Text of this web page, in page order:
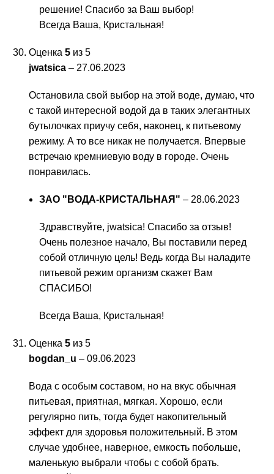
решение! Спасибо за Ваш выбор!
Всегда Ваша, Кристальная!
Оценка 5 из 5
jwatsica – 27.06.2023
Остановила свой выбор на этой воде, думаю, что
с такой интересной водой да в таких элегантных
бутылочках приучу себя, наконец, к питьевому
режиму. А то все никак не получается. Впервые
встречаю кремниевую воду в городе. Очень
понравилась.
ЗАО "ВОДА-КРИСТАЛЬНАЯ" – 28.06.2023
Здравствуйте, jwatsica! Спасибо за отзыв!
Очень полезное начало, Вы поставили перед
собой отличную цель! Ведь когда Вы наладите
питьевой режим организм скажет Вам
СПАСИБО!
Всегда Ваша, Кристальная!
Оценка 5 из 5
bogdan_u – 09.06.2023
Вода с особым составом, но на вкус обычная
питьевая, приятная, мягкая. Хорошо, если
регулярно пить, тогда будет накопительный
эффект для здоровья положительный. В этом
случае удобнее, наверное, емкость побольше,
маленькую выбрали чтобы с собой брать.